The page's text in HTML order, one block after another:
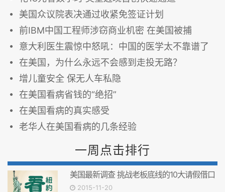
美国众议院表决通过收紧免签证计划
前IBM中国工程师涉窃商业机密 在美国被捕
意大利医生震惊中怒吼：中国的医学太不靠谱了
在美国，为什么永远不会感到走投无路？
增儿童安全 保无人车私隐
在美国看病省钱的“绝招”
在美国看病的真实感受
老华人在美国看病的几条经验
一周点击排行
美国最新调查 挑战老板底线的10大请假借口
2015-11-20